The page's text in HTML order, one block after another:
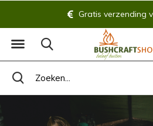
Gratis verzending